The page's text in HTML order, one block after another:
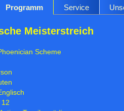
Programm Service
Meisterstreich
Scheme
12